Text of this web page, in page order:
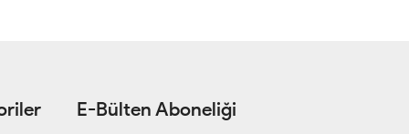
E-Bülten Aboneliği